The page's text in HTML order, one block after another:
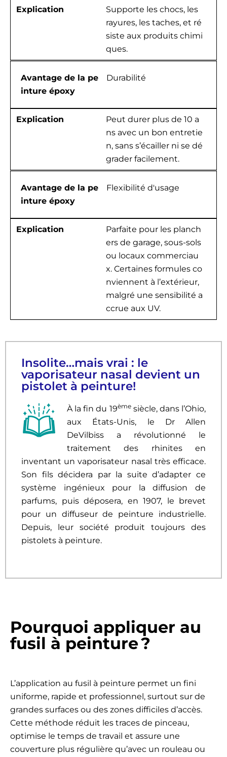
Explication
Supporte les chocs, les
rayures, les taches, et ré
siste aux produits chimi
ques.
Avantage de la pe
inture époxy
Durabilité
Explication
Peut durer plus de 10 a
ns avec un bon entretie
n, sans s’écailler ni se dé
grader facilement.
Avantage de la pe
inture époxy
Flexibilité d'usage
Explication
Parfaite pour les planch
ers de garage, sous-sols
ou locaux commerciau
x. Certaines formules co
nviennent à l’extérieur,
malgré une sensibilité a
ccrue aux UV.
Insolite…mais vrai : le
vaporisateur nasal devient un
pistolet à peinture!
À la fin du 19èmesiècle, dans l’Ohio,
aux États-Unis, le Dr Allen
DeVilbiss a révolutionné le
traitement des rhinites en
inventant un vaporisateur nasal très efficace.
Son fils décidera par la suite d’adapter ce
système ingénieux pour la diffusion de
parfums, puis déposera, en 1907, le brevet
pour un diffuseur de peinture industrielle.
Depuis, leur société produit toujours des
pistolets à peinture.
Pourquoi appliquer au
fusil à peinture ?
L’application au fusil à peinture permet un fini
uniforme, rapide et professionnel, surtout sur de
grandes surfaces ou des zones difficiles d’accès.
Cette méthode réduit les traces de pinceau,
optimise le temps de travail et assure une
couverture plus régulière qu’avec un rouleau ou